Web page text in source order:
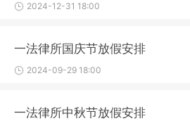
2024-12-31 18:00
一法律所国庆节放假安排
2024-09-29 18:00
一法律所中秋节放假安排